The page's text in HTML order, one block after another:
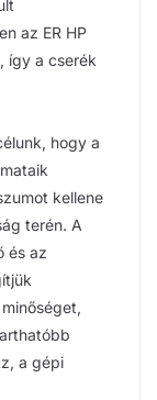
az ER HP
így a cserék
hogy a
kellene
terén. A
és az
a gépi